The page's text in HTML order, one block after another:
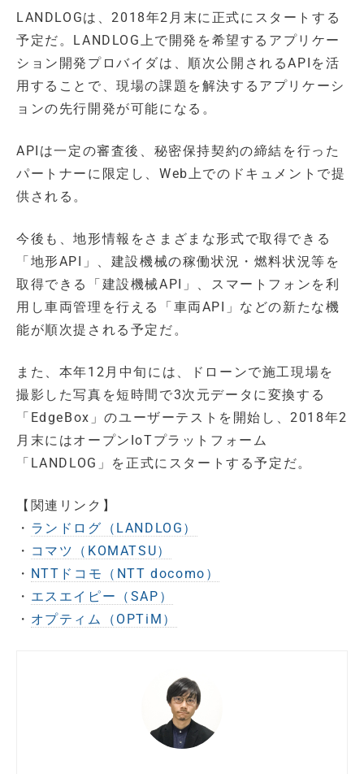
LANDLOGは、2018年2月末に正式にスタートする
予定だ。LANDLOG上で開発を希望するアプリケー
ション開発プロバイダは、順次公開されるAPIを活
用することで、現場の課題を解決するアプリケーシ
ョンの先行開発が可能になる。
APIは一定の審査後、秘密保持契約の締結を行った
パートナーに限定し、Web上でのドキュメントで提
供される。
今後も、地形情報をさまざまな形式で取得できる
「地形API」、建設機械の稼働状況・燃料状況等を
取得できる「建設機械API」、スマートフォンを利
用し車両管理を行える「車両API」などの新たな機
能が順次提される予定だ。
また、本年12月中旬には、ドローンで施工現場を
撮影した写真を短時間で3次元データに変換する
「EdgeBox」のユーザーテストを開始し、2018年2
月末にはオープンIoTプラットフォーム
「LANDLOG」を正式にスタートする予定だ。
【関連リンク】
・ ランドログ（LANDLOG）
・ コマツ（KOMATSU）
・ NTTドコモ（NTT docomo）
・ エスエイピー（SAP）
・ オプティム（OPTiM）